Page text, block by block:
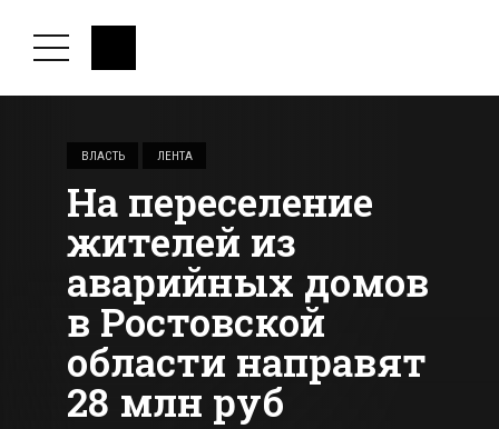
ВЛАСТЬ ЛЕНТА
На переселение
жителей из
аварийных домов
в Ростовской
области направят
28 млн руб